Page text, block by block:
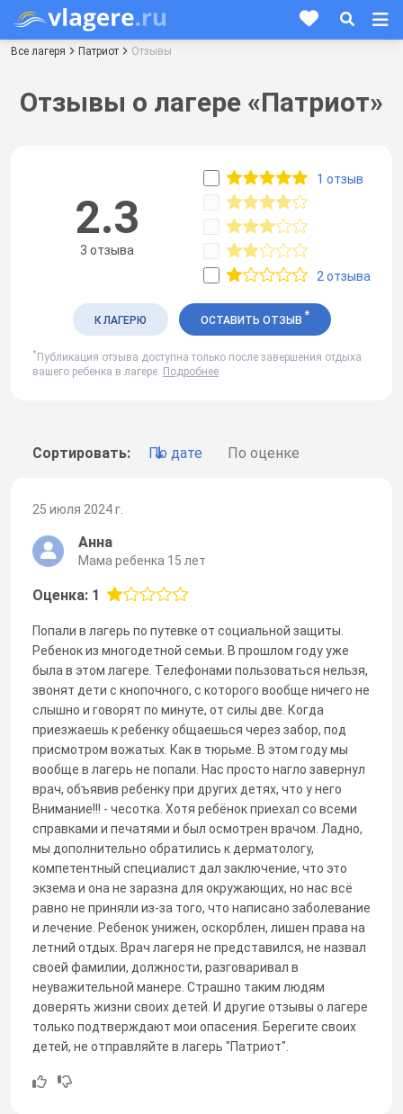
Все лагеря Патриот Отзывы
Отзывы о лагере «Патриот»
Сортировать: По дате По оценке
25 июля 2024 г.
Анна
Мама ребенка 15 лет
Оценка: 1
Попали в лагерь по путевке от социальной защиты.
Ребенок из многодетной семьи. В прошлом году уже
была в этом лагере. Телефонами пользоваться нельзя,
звонят дети с кнопочного, с которого вообще ничего не
слышно и говорят по минуте, от силы две. Когда
приезжаешь к ребенку общаешься через забор, под
присмотром вожатых. Как в тюрьме. В этом году мы
вообще в лагерь не попали. Нас просто нагло завернул
врач, объявив ребенку при других детях, что у него
Внимание!!! - чесотка. Хотя ребёнок приехал со всеми
справками и печатями и был осмотрен врачом. Ладно,
мы дополнительно обратились к дерматологу,
компетентный специалист дал заключение, что это
экзема и она не заразна для окружающих, но нас всё
равно не приняли из-за того, что написано заболевание
и лечение. Ребенок унижен, оскорблен, лишен права на
летний отдых. Врач лагеря не представился, не назвал
своей фамилии, должности, разговаривал в
неуважительной манере. Страшно таким людям
доверять жизни своих детей. И другие отзывы о лагере
только подтверждают мои опасения. Берегите своих
детей, не отправляйте в лагерь "Патриот".
2.3
3 отзыва
1 отзыв
2 отзыва
К ЛАГЕРЮ ОСТАВИТЬ ОТЗЫВ *
* Публикация отзыва доступна только после завершения отдыха
вашего ребенка в лагере. Подробнее